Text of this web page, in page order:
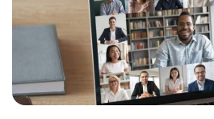
Ayuda
Cursos
Recursos